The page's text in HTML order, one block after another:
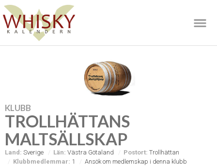
KLUBB
TROLLHÄTTANS
MALTSÄLLSKAP
Land: Sverige Län: Västra Götaland Postort: Trollhättan
Klubbmedlemmar: 1 Ansök om medlemskap i denna klubb